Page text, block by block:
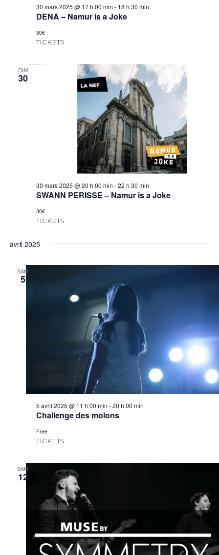
30 mars 2025 @ 17 h 00 min - 18 h 30 min
DENA – Namur is a Joke
30€
TICKETS
DIM
30
30 mars 2025 @ 20 h 00 min -22 h 30 min
SWANN PERISSE – Namur is a Joke
30€
TICKETS
avril 2025
SAM
5
5 avril 2025 @ 11 h 00 min -20 h 00 min
Challenge des molons
Free
TICKETS
SAM
12